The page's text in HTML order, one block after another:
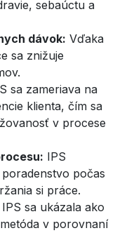
sebaúctu a
dávok: Vďaka
sa znižuje
sa zameriava na
klienta, čím sa
v procese
IPS
počas
si práce.
IPS sa ukázala ako
v porovnaní